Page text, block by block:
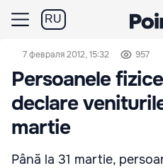
RU
7 февраля 2012, 15:32 957
Persoanele
declare
martie
Până la 31 martie,